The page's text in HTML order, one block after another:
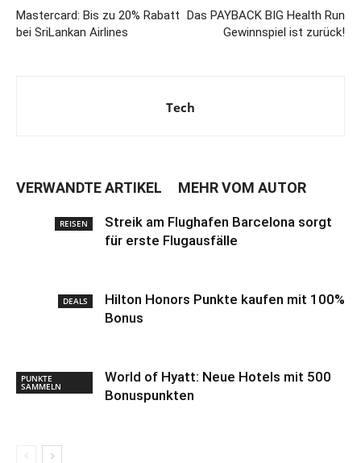
Mastercard: Bis zu 20% Rabatt
bei SriLankan Airlines
Das PAYBACK BIG Health Run
Gewinnspiel ist zurück!
Tech
VERWANDTE ARTIKEL MEHR VOM AUTOR
REISEN
Streik am Flughafen Barcelona sorgt
für erste Flugausfälle
DEALS
Hilton Honors Punkte kaufen mit 100%
Bonus
PUNKTE
SAMMELN
World of Hyatt: Neue Hotels mit 500
Bonuspunkten